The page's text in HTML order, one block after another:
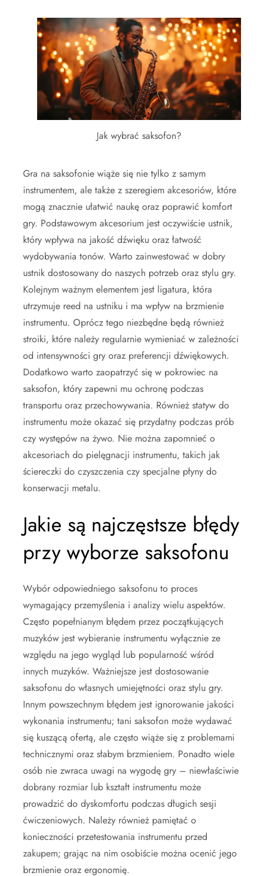
Jak wybrać saksofon?
Gra na saksofonie wiąże się nie tylko z samym
instrumentem, ale także z szeregiem akcesoriów, które
mogą znacznie ułatwić naukę oraz poprawić komfort
gry. Podstawowym akcesorium jest oczywiście ustnik,
który wpływa na jakość dźwięku oraz łatwość
wydobywania tonów. Warto zainwestować w dobry
ustnik dostosowany do naszych potrzeb oraz stylu gry.
Kolejnym ważnym elementem jest ligatura, która
utrzymuje reed na ustniku i ma wpływ na brzmienie
instrumentu. Oprócz tego niezbędne będą również
stroiki, które należy regularnie wymieniać w zależności
od intensywności gry oraz preferencji dźwiękowych.
Dodatkowo warto zaopatrzyć się w pokrowiec na
saksofon, który zapewni mu ochronę podczas
transportu oraz przechowywania. Również statyw do
instrumentu może okazać się przydatny podczas prób
czy występów na żywo. Nie można zapomnieć o
akcesoriach do pielęgnacji instrumentu, takich jak
ściereczki do czyszczenia czy specjalne płyny do
konserwacji metalu.
Jakie są najczęstsze błędy
przy wyborze saksofonu
Wybór odpowiedniego saksofonu to proces
wymagający przemyślenia i analizy wielu aspektów.
Często popełnianym błędem przez początkujących
muzyków jest wybieranie instrumentu wyłącznie ze
względu na jego wygląd lub popularność wśród
innych muzyków. Ważniejsze jest dostosowanie
saksofonu do własnych umiejętności oraz stylu gry.
Innym powszechnym błędem jest ignorowanie jakości
wykonania instrumentu; tani saksofon może wydawać
się kuszącą ofertą, ale często wiąże się z problemami
technicznymi oraz słabym brzmieniem. Ponadto wiele
osób nie zwraca uwagi na wygodę gry – niewłaściwie
dobrany rozmiar lub kształt instrumentu może
prowadzić do dyskomfortu podczas długich sesji
ćwiczeniowych. Należy również pamiętać o
konieczności przetestowania instrumentu przed
zakupem; grając na nim osobiście można ocenić jego
brzmienie oraz ergonomię.